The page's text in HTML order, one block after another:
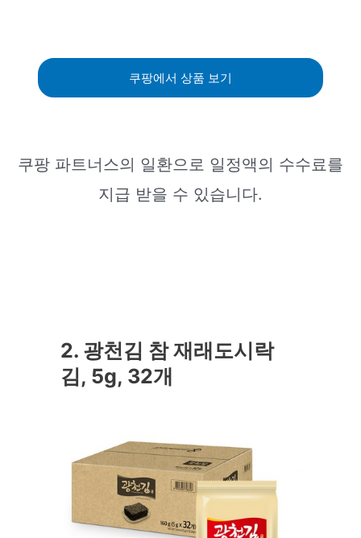
쿠팡에서 상품 보기
쿠팡 파트너스의 일환으로 일정액의 수수료를
지급 받을 수 있습니다.
2. 광천김 참 재래도시락
김, 5g, 32개